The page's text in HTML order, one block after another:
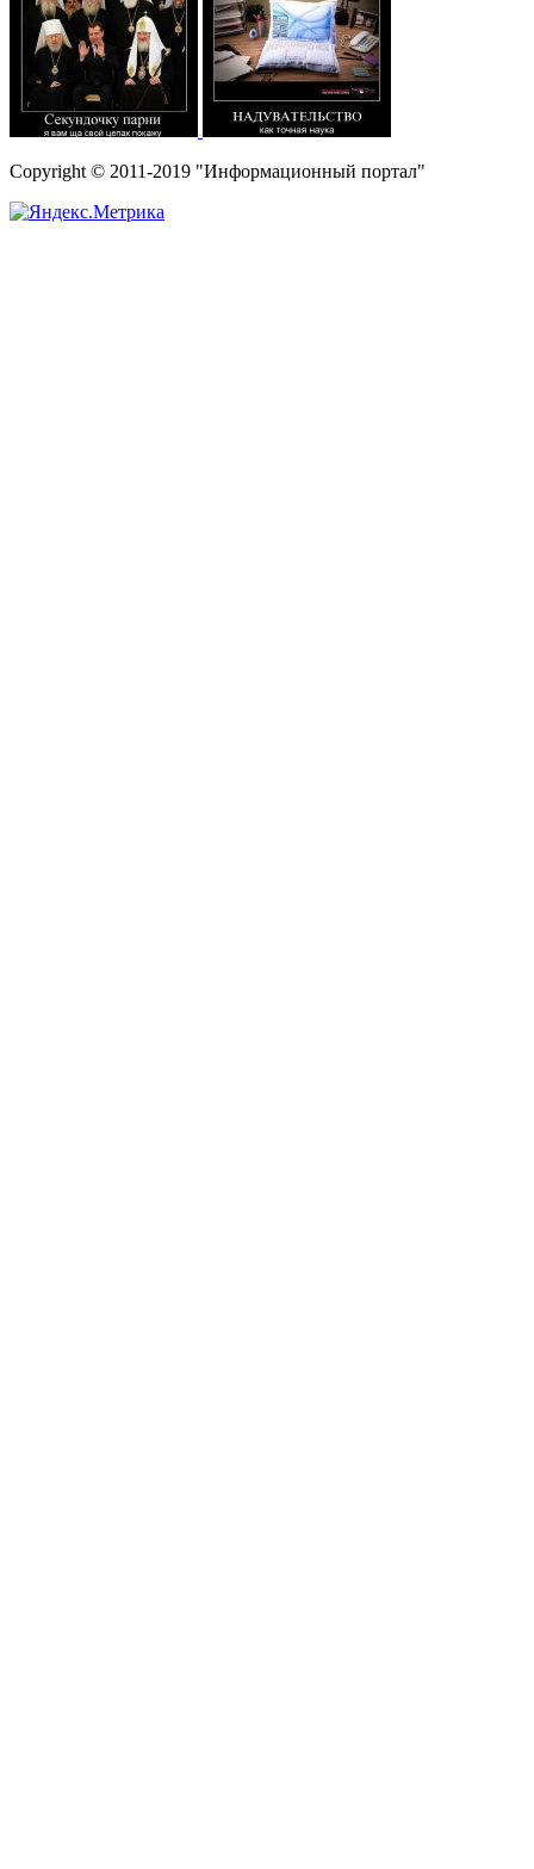
Copyright © 2011-2019 "Информационный портал"